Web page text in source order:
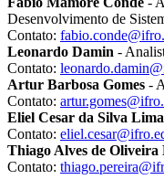
Desenvolvimento de
Contato:
Leonardo Damin -
Contato:
Artur Barbosa Gomes -
Contato:
Eliel Cesar da Silva Lima
Contato:
Thiago Alves de Oliveira
Contato: